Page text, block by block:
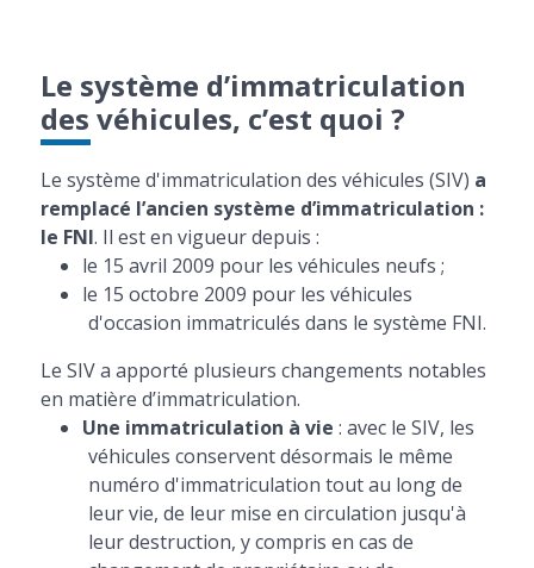
Le système d’immatriculation
des véhicules, c’est quoi ?
Le système d'immatriculation des véhicules (SIV) a
remplacé l’ancien système d’immatriculation :
le FNI. Il est en vigueur depuis :
le 15 avril 2009 pour les véhicules neufs ;
le 15 octobre 2009 pour les véhicules
d'occasion immatriculés dans le système FNI.
Le SIV a apporté plusieurs changements notables
en matière d’immatriculation.
Une immatriculation à vie : avec le SIV, les
véhicules conservent désormais le même
numéro d'immatriculation tout au long de
leur vie, de leur mise en circulation jusqu'à
leur destruction, y compris en cas de